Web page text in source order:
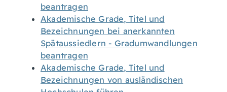
beantragen
Akademische Grade, Titel und
Bezeichnungen bei anerkannten
Spätaussiedlern - Gradumwandlungen
beantragen
Akademische Grade, Titel und
Bezeichnungen von ausländischen